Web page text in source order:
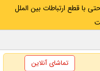
با قطع ارتباطات بین الملل
تماشای آنلاین